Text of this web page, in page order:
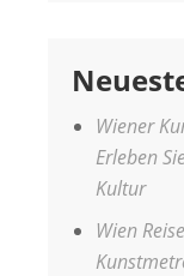
Wiener
Erleben
Kultur
Wien